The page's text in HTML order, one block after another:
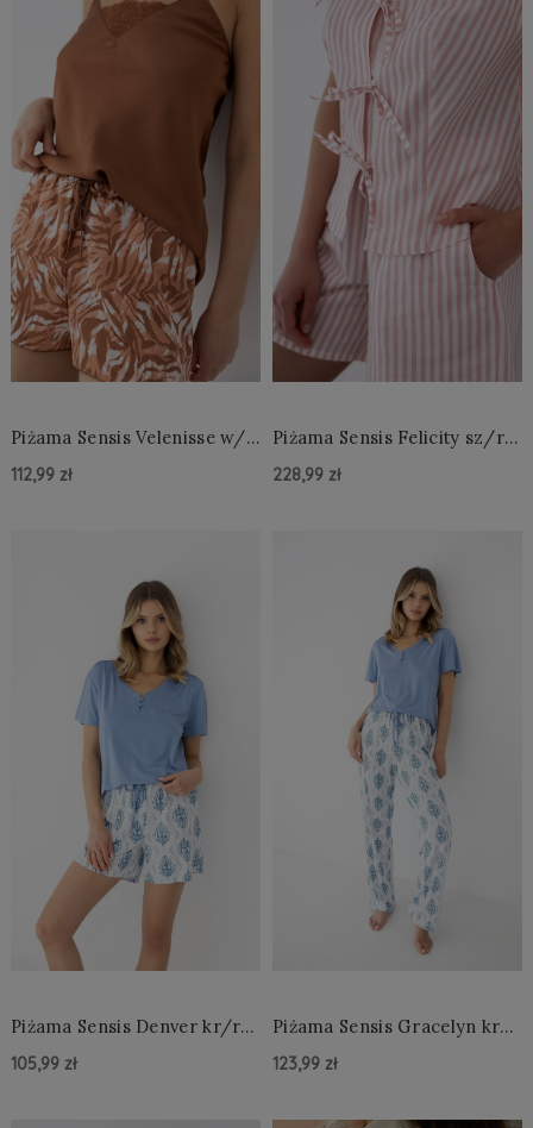
Piżama Sensis Velenisse w/r
112,99 zł
Piżama Sensis Felicity sz/r
228,99 zł
Piżama Sensis Denver kr/r
105,99 zł
Piżama Sensis Gracelyn kr/r
123,99 zł
Do Koszyka »